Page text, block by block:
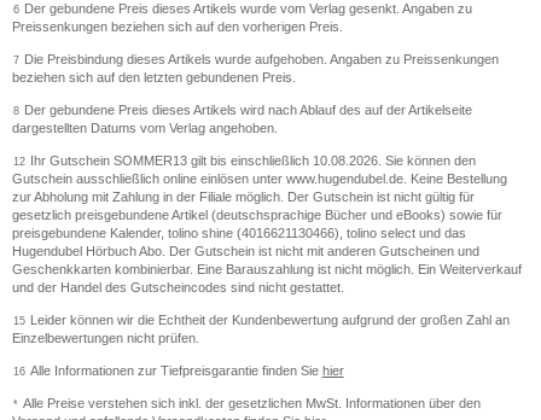
6
Der gebundene Preis dieses Artikels wurde vom Verlag gesenkt. Angaben zu
Preissenkungen beziehen sich auf den vorherigen Preis.
7
Die Preisbindung dieses Artikels wurde aufgehoben. Angaben zu Preissenkungen
beziehen sich auf den letzten gebundenen Preis.
8
Der gebundene Preis dieses Artikels wird nach Ablauf des auf der Artikelseite
dargestellten Datums vom Verlag angehoben.
12
Ihr Gutschein SOMMER13 gilt bis einschließlich 10.08.2026. Sie können den
Gutschein ausschließlich online einlösen unter www.hugendubel.de. Keine Bestellung
zur Abholung mit Zahlung in der Filiale möglich. Der Gutschein ist nicht gültig für
gesetzlich preisgebundene Artikel (deutschsprachige Bücher und eBooks) sowie für
preisgebundene Kalender, tolino shine (4016621130466), tolino select und das
Hugendubel Hörbuch Abo. Der Gutschein ist nicht mit anderen Gutscheinen und
Geschenkkarten kombinierbar. Eine Barauszahlung ist nicht möglich. Ein Weiterverkauf
und der Handel des Gutscheincodes sind nicht gestattet.
15
Leider können wir die Echtheit der Kundenbewertung aufgrund der großen Zahl an
Einzelbewertungen nicht prüfen.
16 Alle Informationen zur Tiefpreisgarantie finden Sie hier
* Alle Preise verstehen sich inkl. der gesetzlichen MwSt. Informationen über den